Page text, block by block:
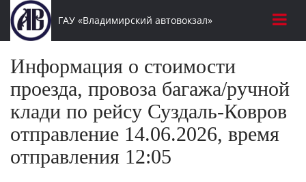
ГАУ «Владимирский автовокзал»
Информация о стоимости
проезда, провоза багажа/ручной
клади по рейсу Суздаль-Ковров
отправление 14.06.2026, время
отправления 12:05